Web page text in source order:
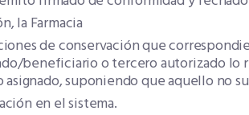
la Farmacia
de conservación que
beneficiario o tercero autorizado lo
suponiendo que aquello no
en el sistema.